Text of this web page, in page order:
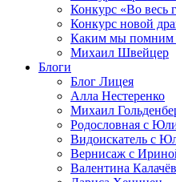
Конкурс «Во весь
Конкурс новой
Каким мы помним
Михаил Швейцер
Блоги
Блог Лицея
Алла Нестеренко
Михаил
Родословная с
Видоискатель с
Вернисаж с
Валентина